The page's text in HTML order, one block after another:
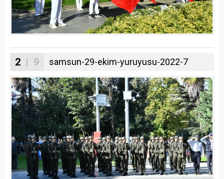
2 | 9 samsun-29-ekim-yuruyusu-2022-7